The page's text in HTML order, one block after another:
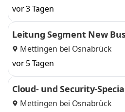
vor 3 Tagen
Leitung Segment New
Mettingen bei Osnabrück
vor 5 Tagen
Cloud- und Security-
Mettingen bei Osnabrück